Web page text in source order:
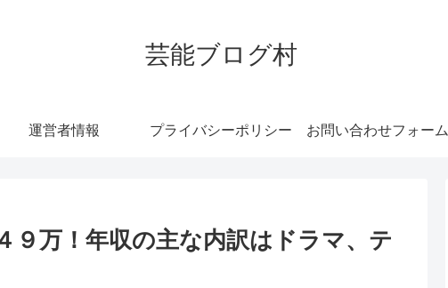
芸能ブログ村
運営者情報 プライバシーポリシー お問い合わせフォーム
９万！年収の主な内訳はドラマ、テ